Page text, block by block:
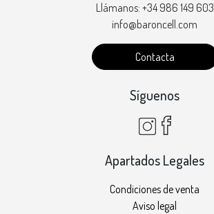
Llámanos: +34 986 149 603
info@baroncell.com
Contacta
Síguenos
Apartados Legales
Condiciones de venta
Aviso legal